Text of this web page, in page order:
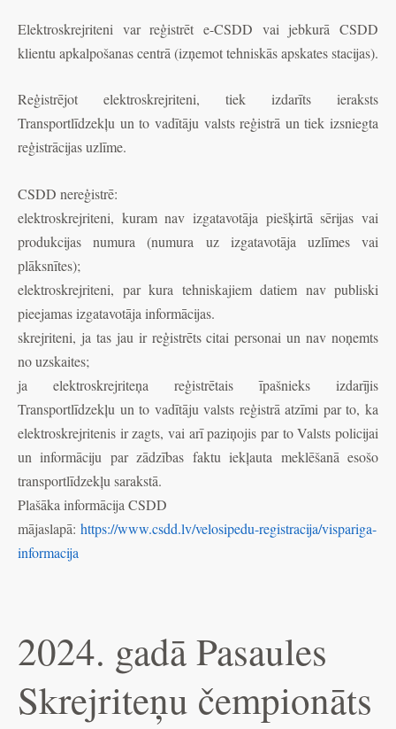
Elektroskrejriteni var reģistrēt e-CSDD vai jebkurā CSDD
klientu apkalpošanas centrā (izņemot tehniskās apskates stacijas).
Reģistrējot elektroskrejriteni, tiek izdarīts ieraksts
Transportlīdzekļu un to vadītāju valsts reģistrā un tiek izsniegta
reģistrācijas uzlīme.
CSDD nereģistrē:
elektroskrejriteni, kuram nav izgatavotāja piešķirtā sērijas vai
produkcijas numura (numura uz izgatavotāja uzlīmes vai
plāksnītes);
elektroskrejriteni, par kura tehniskajiem datiem nav publiski
pieejamas izgatavotāja informācijas.
skrejriteni, ja tas jau ir reģistrēts citai personai un nav noņemts
no uzskaites;
ja elektroskrejriteņa reģistrētais īpašnieks izdarījis
Transportlīdzekļu un to vadītāju valsts reģistrā atzīmi par to, ka
elektroskrejritenis ir zagts, vai arī paziņojis par to Valsts policijai
un informāciju par zādzības faktu iekļauta meklēšanā esošo
transportlīdzekļu sarakstā.
Plašāka informācija CSDD
mājaslapā: https://www.csdd.lv/velosipedu-registracija/vispariga-
informacija
2024. gadā Pasaules
Skrejriteņu čempionāts